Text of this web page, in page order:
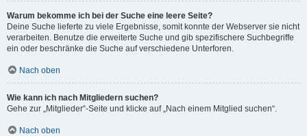
Warum bekomme ich bei der Suche eine leere Seite?
Deine Suche lieferte zu viele Ergebnisse, somit konnte der Webserver sie nicht
verarbeiten. Benutze die erweiterte Suche und gib spezifischere Suchbegriffe
ein oder beschränke die Suche auf verschiedene Unterforen.
Nach oben
Wie kann ich nach Mitgliedern suchen?
Gehe zur „Mitglieder“-Seite und klicke auf „Nach einem Mitglied suchen“.
Nach oben